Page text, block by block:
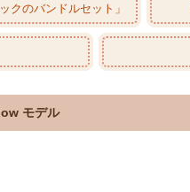
クのバンドルセット」
モデル